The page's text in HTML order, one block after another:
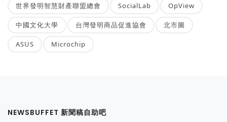
世界發明智慧財產聯盟總會 SocialLab OpView
中國文化大學 台灣發明商品促進協會 北市圖
ASUS Microchip
NEWSBUFFET 新聞稿自助吧